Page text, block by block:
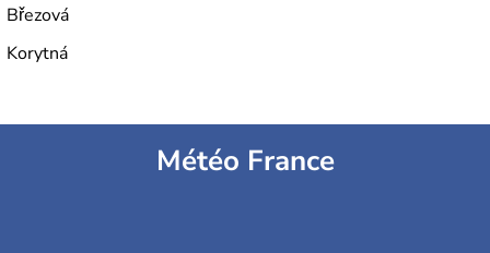
Březová
Korytná
Météo France